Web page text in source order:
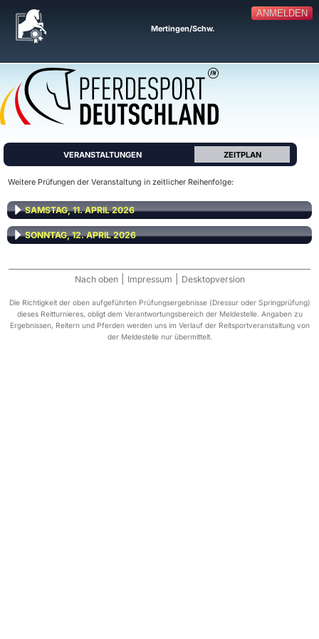
ANMELDEN
Mertingen/Schw.
VERANSTALTUNGEN ZEITPLAN
Weitere Prüfungen der Veranstaltung in zeitlicher Reihenfolge:
SAMSTAG, 11. APRIL 2026
SONNTAG, 12. APRIL 2026
Nach oben Impressum Desktopversion
Die Richtigkeit der oben aufgeführten Prüfungsergebnisse (Dressur oder Springprüfung)
dieses Reitturnieres, obligt dem Verantwortungsbereich der Meldestelle. Angaben zu
Ergebnissen, Reitern und Pferden werden uns im Verlauf der Reitsportveranstaltung von
der Meldestelle nur übermittelt.